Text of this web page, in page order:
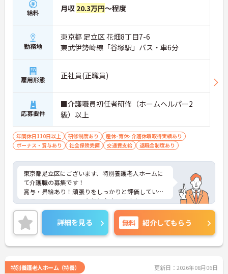
給料 月収 20.3万円～程度
勤務地
東京都 足立区 花畑8丁目7-6
東武伊勢崎線「谷塚駅」バス・車6分
雇用形態 正社員(正職員)
応募要件
■介護職員初任者研修（ホームヘルパー2
級）以上
年間休日110日以上 研修制度あり
産休･育休･介護休暇取得実績あり
ボーナス・賞与あり
社会保険完備 交通費支給 退職金制度あり
東京都足立区にございます、特別養護老人ホームに
て介護職の募集です！
賞与・昇給あり！頑張りをしっかりと評価している
ので、モチベーションを保ちやすいです★
勤務体制はシフト制なので、ライフスタイルに合わ
せた働き方が可能！ご家庭をお持ちの方も働きやす
い環境が整っています◎
ご興味のある方は、マイナビ介護職までお問い合わ
せください。
詳細を見る 無料 紹介してもらう
特別養護老人ホーム（特養） 更新日：2026年08月06日